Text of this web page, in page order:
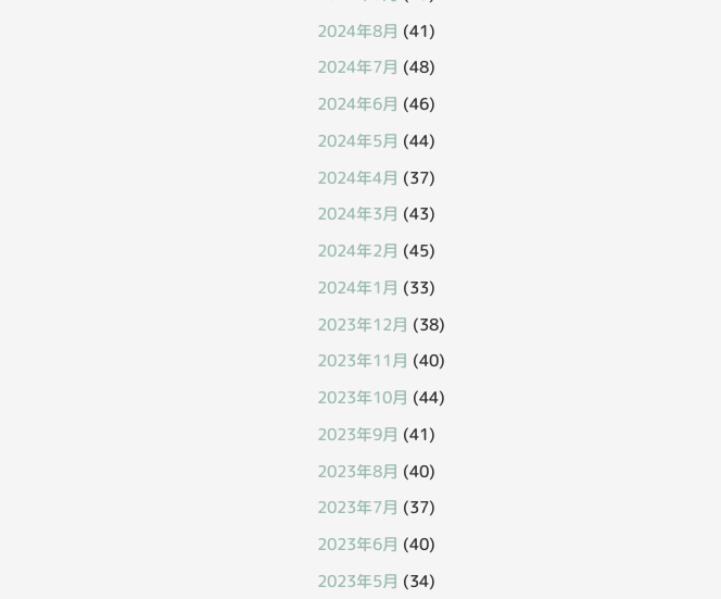
2024年8月 (41)
2024年7月 (48)
2024年6月 (46)
2024年5月 (44)
2024年4月 (37)
2024年3月 (43)
2024年2月 (45)
2024年1月 (33)
2023年12月 (38)
2023年11月 (40)
2023年10月 (44)
2023年9月 (41)
2023年8月 (40)
2023年7月 (37)
2023年6月 (40)
2023年5月 (34)